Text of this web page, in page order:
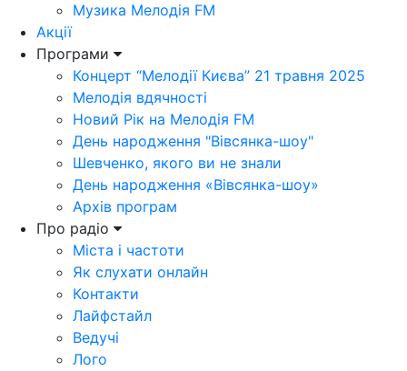
Музика Мелодія FM
Акції
Програми
Концерт “Мелодії Києва” 21 травня 2025
Мелодія вдячності
Новий Рік на Мелодія FM
День народження "Вівсянка-шоу"
Шевченко, якого ви не знали
День народження «Вівсянка-шоу»
Архів програм
Про радіо
Міста і частоти
Як слухати онлайн
Контакти
Лайфстайл
Ведучі
Лого